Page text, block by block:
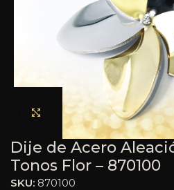
Haga clic para ampliar
Dije de Acero
Tonos Flor – 870100
SKU: 870100